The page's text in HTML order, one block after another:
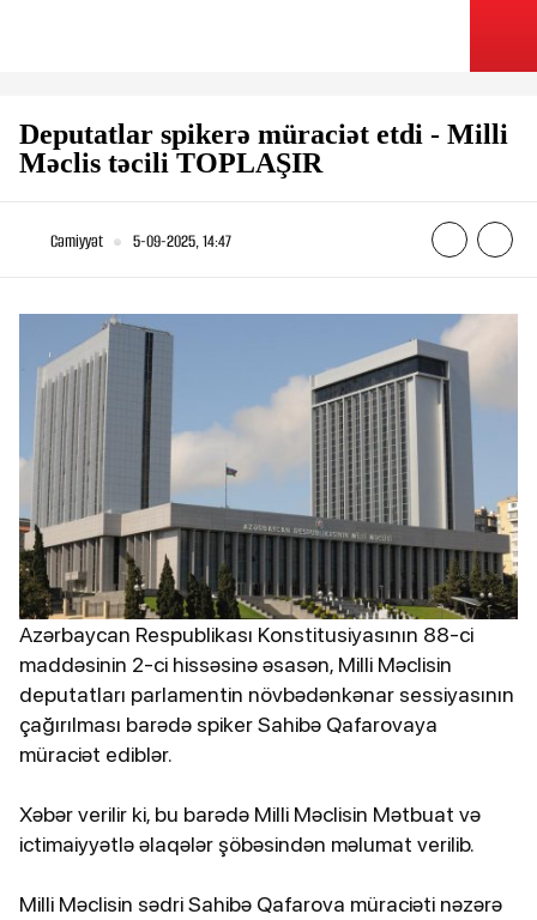
Deputatlar spikerə müraciət etdi - Milli
Məclis təcili TOPLAŞIR
Cəmiyyət 5-09-2025, 14:47
Azərbaycan Respublikası Konstitusiyasının 88-ci
maddəsinin 2-ci hissəsinə əsasən, Milli Məclisin
deputatları parlamentin növbədənkənar sessiyasının
çağırılması barədə spiker Sahibə Qafarovaya
müraciət ediblər.
Xəbər verilir ki, bu barədə Milli Məclisin Mətbuat və
ictimaiyyətlə əlaqələr şöbəsindən məlumat verilib.
Milli Məclisin sədri Sahibə Qafarova müraciəti nəzərə